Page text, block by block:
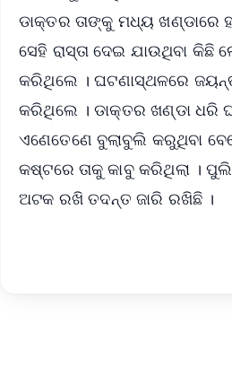
ଡାକ୍ତର ତାଙ୍କୁ ମଧ୍ୟ ଖଣ୍ଡାରେ
ସେହି ରାସ୍ତା ଦେଇ ଯାଉଥିବା କିଛି
କରିଥିଲେ । ଘଟଣାସ୍ଥଳରେ
କରିଥିଲେ । ଡାକ୍ତର ଖଣ୍ଡା ଧରି
ଏଣେତେଣେ ବୁଲାବୁଲି କରୁଥିବା
କଷ୍ଟରେ ତାକୁ କାବୁ କରିଥିଲା ।
ଅଟକ ରଖି ତଦନ୍ତ ଜାରି ରଖିଛି ।